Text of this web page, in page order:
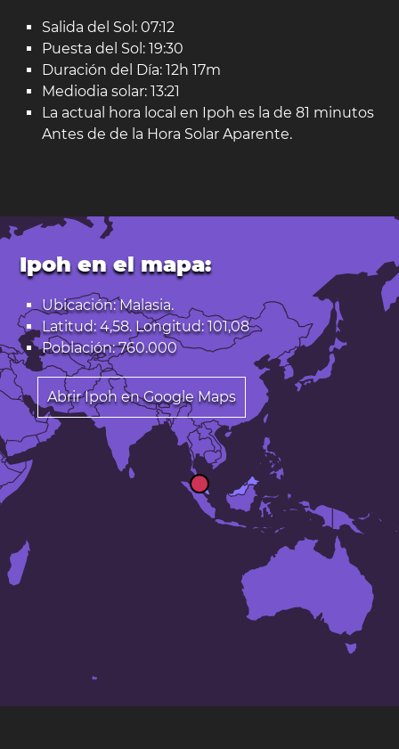
Salida del Sol: 07:12
Puesta del Sol: 19:30
Duración del Día: 12h 17m
Mediodia solar: 13:21
La actual hora local en Ipoh es la de 81 minutos
Antes de de la Hora Solar Aparente.
Ipoh en el mapa:
Ubicación: Malasia.
Latitud: 4,58. Longitud: 101,08
Población: 760.000
Abrir Ipoh en Google Maps